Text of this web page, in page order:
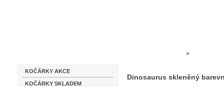
KOČÁRKY AKCE
KOČÁRKY SKLADEM
»
Dinosaurus skleněný
Dinosaurus skleněný